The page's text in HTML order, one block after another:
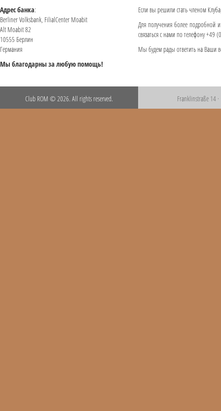
Адрес банка:
Berliner Volksbank, FilialCenter Moabit
Alt Moabit 82
10555 Берлин
Германия
Мы благодарны за любую помощь!
Если вы решили стать членом
Для получения более подробной
связаться с нами по телефону +49
Мы будем рады ответить на Ваши
Club ROM © 2026. All rights reserved. Franklinstraße 14